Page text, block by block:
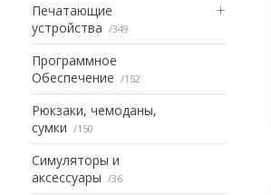
Печатающие
устройства
349
Программное
Обеспечение
152
Рюкзаки, чемоданы,
сумки
150
Симуляторы и
аксессуары
36